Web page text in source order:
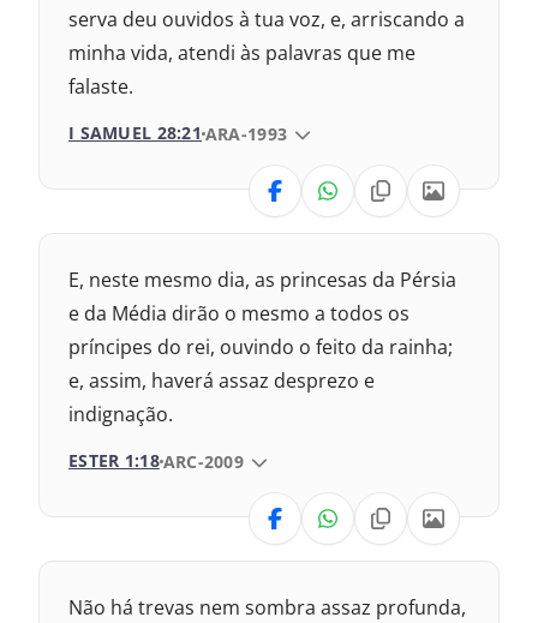
2017 – Nova Almeida Atualizada
2009 – Almeida Revisada e Corrigida
1993 – Almeida Revisada e Atualizada
serva deu ouvidos à tua voz, e, arriscando a
minha vida, atendi às palavras que me
falaste.
I SAMUEL 28:21 VERSÃO DA BÍBLIA
ARA-1993
VERSÃO
Nova Versão Internacional
2017 – Nova Almeida Atualizada
2009 – Almeida Revisada e Corrigida
1969 – Almeida Revisada e Corrigida
E, neste mesmo dia, as princesas da Pérsia
e da Média dirão o mesmo a todos os
príncipes do rei, ouvindo o feito da rainha;
e, assim, haverá assaz desprezo e
indignação.
ESTER 1:18 VERSÃO DA BÍBLIA
ARC-2009
VERSÃO
Não há trevas nem sombra assaz profunda,